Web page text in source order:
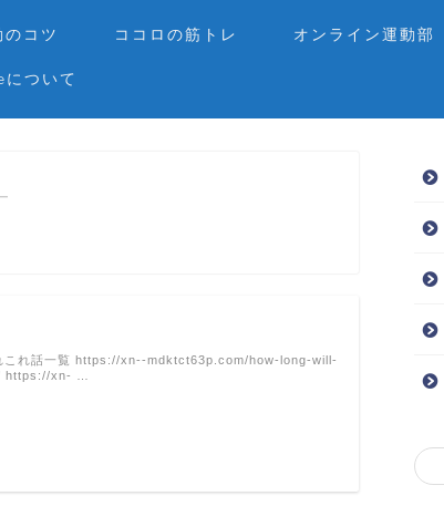
のコツ ココロの筋トレ オンライン運動部
ついて
これ話一覧 https://xn--mdktct63p.com/how-long-will-
https://xn- …